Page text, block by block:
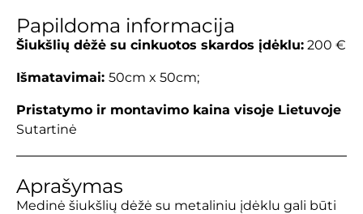
Papildoma informacija
Šiukšlių dėžė su cinkuotos skardos įdėklu: 200 €
Išmatavimai: 50cm x 50cm;
Pristatymo ir montavimo kaina visoje Lietuvoje
Sutartinė
Aprašymas
Medinė šiukšlių dėžė su metaliniu įdėklu gali būti